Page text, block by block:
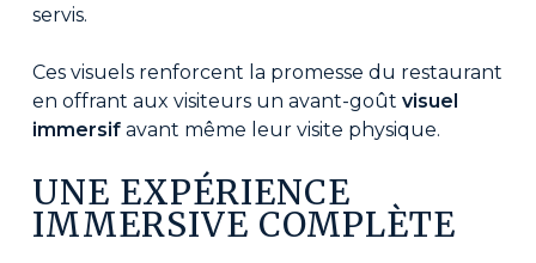
servis.
Ces visuels renforcent la promesse du restaurant
en offrant aux visiteurs un avant-goût visuel
immersifavant même leur visite physique.
UNE EXPÉRIENCE
IMMERSIVE COMPLÈTE